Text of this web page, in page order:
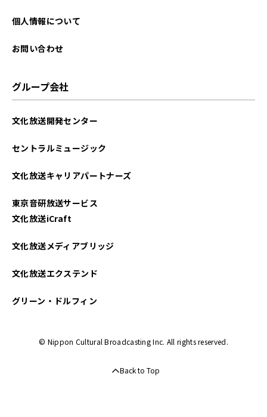
2024年06月
2023年10月
2022年05月
2022年01月
個人情報について
お問い合わせ
グループ会社
文化放送開発センター
セントラルミュージック
文化放送キャリアパートナーズ
東京音研放送サービス
文化放送iCraft
文化放送メディアブリッジ
文化放送エクステンド
グリーン・ドルフィン
© Nippon Cultural Broadcasting Inc. All rights reserved.
Back to Top